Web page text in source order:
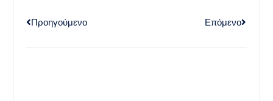
Προηγούμενο Επόμενο